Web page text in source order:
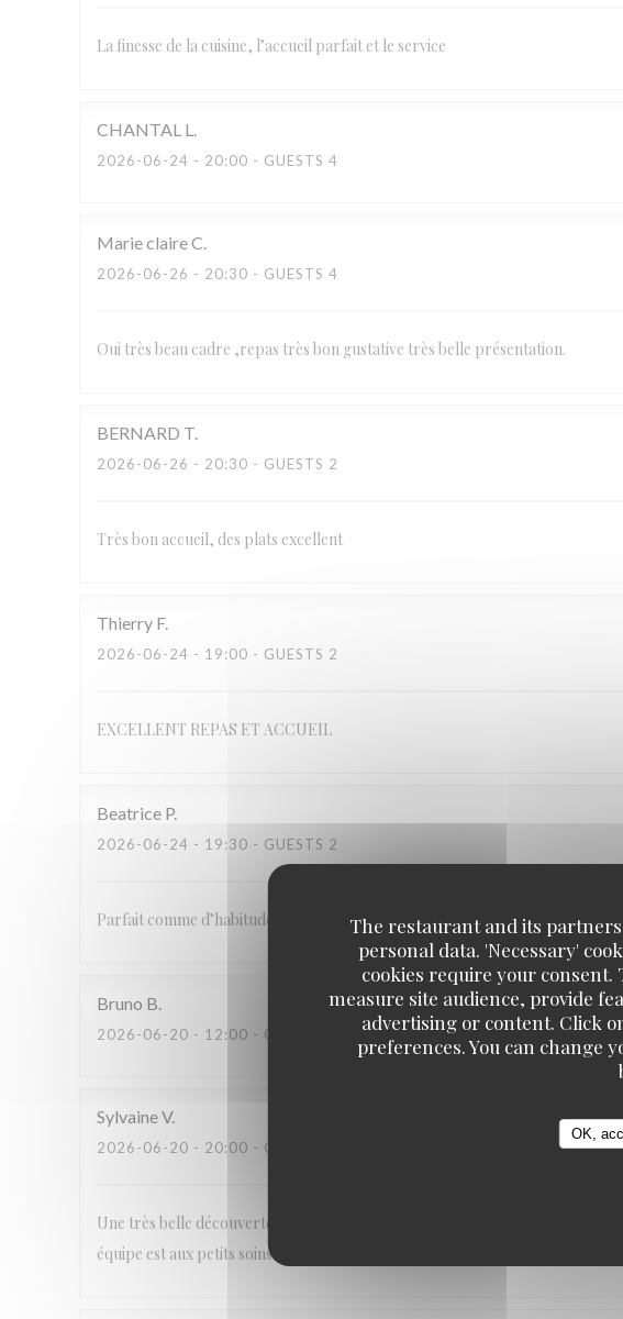
The restaurant and its
personal data. 'Necessary'
cookies require your consent.
measure site audience, provide
advertising or content. Click
preferences. You can change
OK,
La finesse de la cuisine, l’accueil parfait et le service
CHANTAL L
2026-06-24 - 20:00 - GUESTS 4
Marie claireC
2026-06-26 - 20:30 - GUESTS 4
Oui très beau cadre ,repas très bon gustative très belle présentation.
BERNARD T
2026-06-26 - 20:30 - GUESTS 2
Très bon accueil, des plats excellent
Thierry F
2026-06-24 - 19:00 - GUESTS 2
EXCELLENT REPAS ET ACCUEIL
Beatrice P
2026-06-24 - 19:30 - GUESTS 2
Parfait comme d’habitude
Bruno B
2026-06-20 - 12:00 - GUESTS 4
SylvaineV
2026-06-20 - 20:00 - GUESTS 6
Une très belle découverte. En plus de nous être régalés de l entrée au
équipe est aux petits soins. L ambiance du restaurant est très agréable et